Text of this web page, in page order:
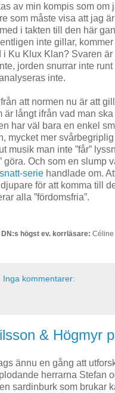
av min kompis som om
som måste visa att jag
i takten till den här
inte gillar,
i Ku Klux Klan? Svaren är
jorden snurrar inte
inte.
att normen nu är att
är långt ifrån vad man
har väl bara en enkel
mycket mer
musik man inte ”får”
göra. Och som en slump
serie handlade om.
för att komma till
alla ”fördomsfria”.
högst ev. korrläsare: Céline
Inga kommentarer:
& Högmyr
ännu en gång att
herrarna Stefan
sardinburk som brukar